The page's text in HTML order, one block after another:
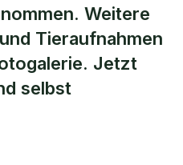
Weitere
Tieraufnahmen
Jetzt
selbst